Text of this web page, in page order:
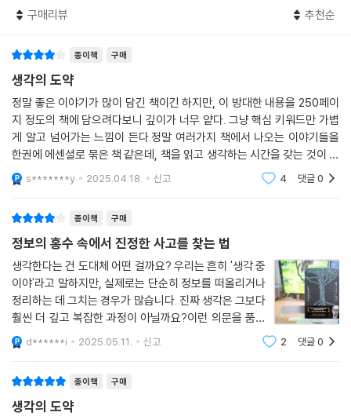
구매리뷰 추천순
종이책 구매
생각의 도약
정말 좋은 이야기가 많이 담긴 책이긴 하지만, 이 방대한 내용을 250페이
지 정도의 책에 담으려다보니 깊이가 너무 얕다. 그냥 핵심 키워드만 가볍
게 알고 넘어가는 느낌이 든다.정말 여러가지 책에서 나오는 이야기들을
한권에 에센셜로 묶은 책 같은데, 책을 읽고 생각하는 시간을 갖는 것이 더
중요할거 같다.
s*******y 2025.04.18. 신고 4 댓글0
종이책 구매
정보의 홍수 속에서 진정한 사고를 찾는 법
생각한다는 건 도대체 어떤 걸까요? 우리는 흔히 '생각 중
이야'라고 말하지만, 실제로는 단순히 정보를 떠올리거나
정리하는 데 그치는 경우가 많습니다. 진짜 생각은 그보다
훨씬 더 깊고 복잡한 과정이 아닐까요?이런 의문을 품고
있다면, 도야마 시게히코의 "생각의 도약"을 추천드리고
싶습니다. 이 책은 일본에서 40년 넘게 사랑받아온 스테
d******i 2025.05.11. 신고 2 댓글0
종이책 구매
생각의 도약